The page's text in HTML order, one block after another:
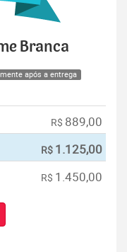
Branca
após a entrega
R$ 889,00
R$ 1.125,00
R$ 1.450,00